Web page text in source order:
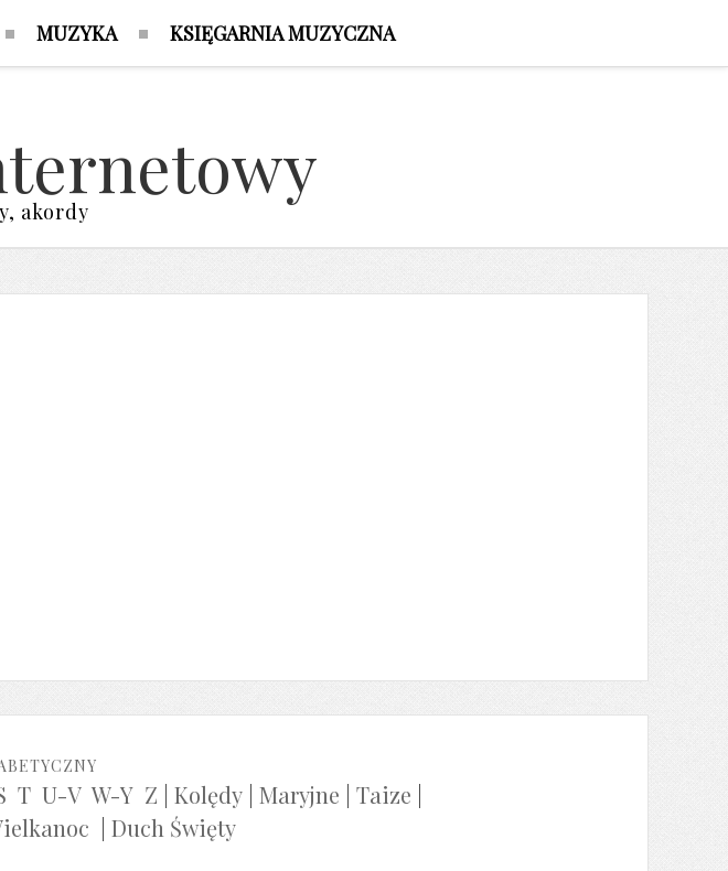
MUZYKA KSIĘGARNIA MUZYCZNA
akordy
T U-V W-Y Z Kolędy| Maryjne Taize
Duch Święty